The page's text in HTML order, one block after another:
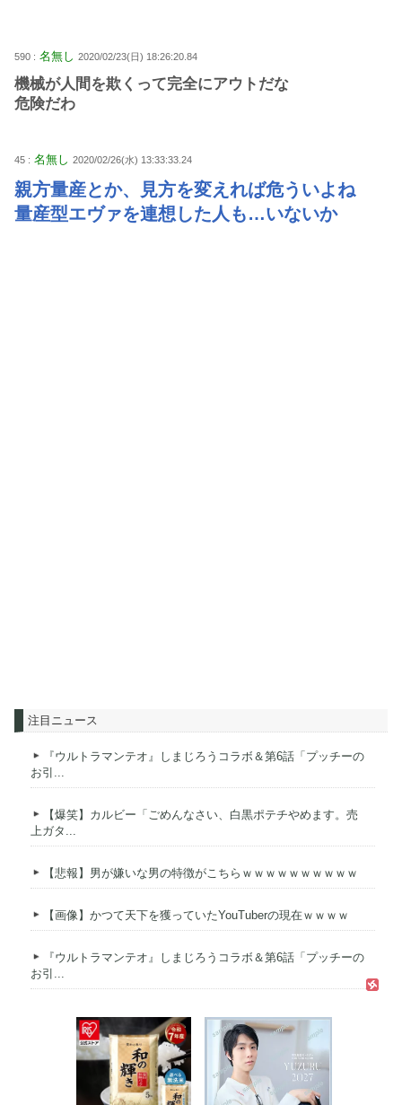
590 : 名無し 2020/02/23(日) 18:26:20.84
機械が人間を欺くって完全にアウトだな
危険だわ
45 : 名無し 2020/02/26(水) 13:33:33.24
親方量産とか、見方を変えれば危ういよね
量産型エヴァを連想した人も…いないか
注目ニュース
『ウルトラマンテオ』しまじろうコラボ＆第6話「プッチーの
お引...
【爆笑】カルビー「ごめんなさい、白黒ポテチやめます。売
上ガタ...
【悲報】男が嫌いな男の特徴がこちらｗｗｗｗｗｗｗｗｗｗ
【画像】かつて天下を獲っていたYouTuberの現在ｗｗｗｗ
『ウルトラマンテオ』しまじろうコラボ＆第6話「プッチーの
お引...